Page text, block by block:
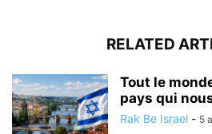
RELATED
Tout le
pays qui
Rak Be Israel - 5